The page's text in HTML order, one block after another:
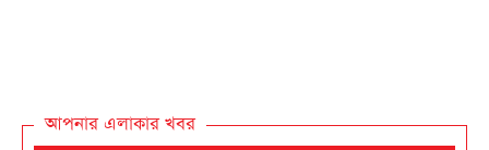
আপনার এলাকার খবর